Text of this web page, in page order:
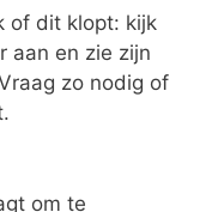
of dit klopt: kijk
aan en zie zijn
zo nodig of
om te